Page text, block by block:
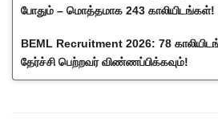
போதும் – மொத்தமாக 243 காலியிடங்கள்!
BEML Recruitment 2026: 78
தேர்ச்சி பெற்றவர் விண்ணப்பிக்கவும்!